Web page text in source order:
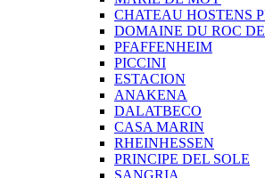
CHATEAU HOSTENS
DOMAINE DU ROC
PFAFFENHEIM
PICCINI
ESTACION
ANAKENA
DALATBECO
CASA MARIN
RHEINHESSEN
PRINCIPE DEL SOLE
SANGRIA